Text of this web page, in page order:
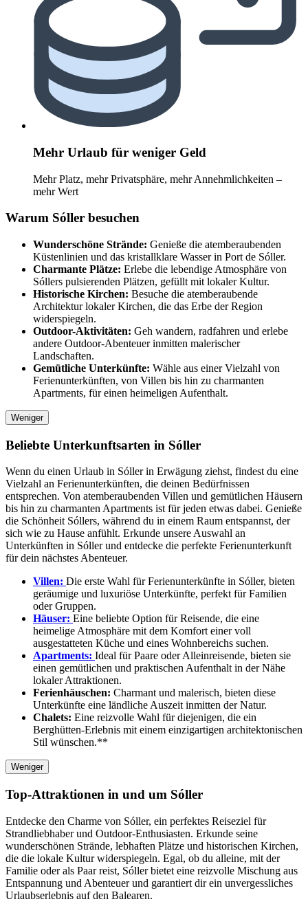
Mehr Urlaub für weniger Geld
Mehr Platz, mehr Privatsphäre, mehr Annehmlichkeiten –
mehr Wert
Warum Sóller besuchen
Wunderschöne Strände: Genieße die atemberaubenden
Küstenlinien und das kristallklare Wasser in Port de Sóller.
Charmante Plätze: Erlebe die lebendige Atmosphäre von
Sóllers pulsierenden Plätzen, gefüllt mit lokaler Kultur.
Historische Kirchen: Besuche die atemberaubende
Architektur lokaler Kirchen, die das Erbe der Region
widerspiegeln.
Outdoor-Aktivitäten: Geh wandern, radfahren und erlebe
andere Outdoor-Abenteuer inmitten malerischer
Landschaften.
Gemütliche Unterkünfte: Wähle aus einer Vielzahl von
Ferienunterkünften, von Villen bis hin zu charmanten
Apartments, für einen heimeligen Aufenthalt.
Weniger
Beliebte Unterkunftsarten in Sóller
Wenn du einen Urlaub in Sóller in Erwägung ziehst, findest du eine
Vielzahl an Ferienunterkünften, die deinen Bedürfnissen
entsprechen. Von atemberaubenden Villen und gemütlichen Häusern
bis hin zu charmanten Apartments ist für jeden etwas dabei. Genieße
die Schönheit Sóllers, während du in einem Raum entspannst, der
sich wie zu Hause anfühlt. Erkunde unsere Auswahl an
Unterkünften in Sóller und entdecke die perfekte Ferienunterkunft
für dein nächstes Abenteuer.
Villen: Die erste Wahl für Ferienunterkünfte in Sóller, bieten
geräumige und luxuriöse Unterkünfte, perfekt für Familien
oder Gruppen.
Häuser: Eine beliebte Option für Reisende, die eine
heimelige Atmosphäre mit dem Komfort einer voll
ausgestatteten Küche und eines Wohnbereichs suchen.
Apartments: Ideal für Paare oder Alleinreisende, bieten sie
einen gemütlichen und praktischen Aufenthalt in der Nähe
lokaler Attraktionen.
Ferienhäuschen: Charmant und malerisch, bieten diese
Unterkünfte eine ländliche Auszeit inmitten der Natur.
Chalets: Eine reizvolle Wahl für diejenigen, die ein
Berghütten-Erlebnis mit einem einzigartigen architektonischen
Stil wünschen.**
Weniger
Top-Attraktionen in und um Sóller
Entdecke den Charme von Sóller, ein perfektes Reiseziel für
Strandliebhaber und Outdoor-Enthusiasten. Erkunde seine
wunderschönen Strände, lebhaften Plätze und historischen Kirchen,
die die lokale Kultur widerspiegeln. Egal, ob du alleine, mit der
Familie oder als Paar reist, Sóller bietet eine reizvolle Mischung aus
Entspannung und Abenteuer und garantiert dir ein unvergessliches
Urlaubserlebnis auf den Balearen.